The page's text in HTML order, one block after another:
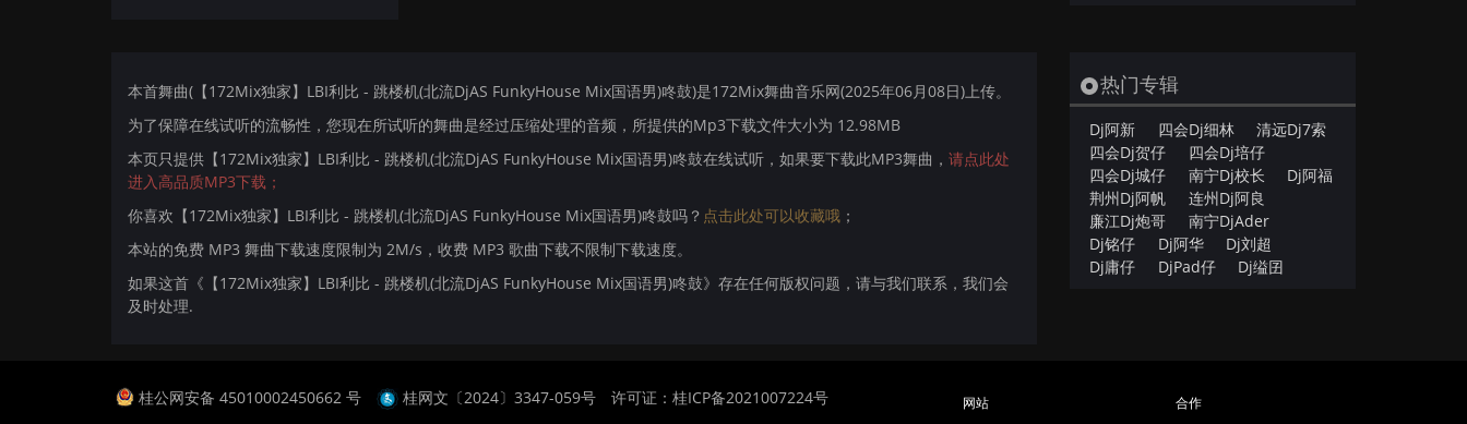
本首舞曲(【172Mix独家】LBI利比 - 跳楼机(北流DjAS FunkyHouse Mix国语男)咚鼓)是172Mix舞曲音乐网(2025年06月08日)上传。
为了保障在线试听的流畅性，您现在所试听的舞曲是经过压缩处理的音频，所提供的Mp3下载文件大小为 12.98MB
本页只提供【172Mix独家】LBI利比 - 跳楼机(北流DjAS FunkyHouse Mix国语男)咚鼓在线试听，如果要下载此MP3舞曲， 请点此处
进入高品质MP3下载；
你喜欢【172Mix独家】LBI利比 - 跳楼机(北流DjAS FunkyHouse Mix国语男)咚鼓吗？ 点击此处可以收藏哦 ；
本站的免费 MP3 舞曲下载速度限制为 2M/s，收费 MP3 歌曲下载不限制下载速度。
如果这首《【172Mix独家】LBI利比 - 跳楼机(北流DjAS FunkyHouse Mix国语男)咚鼓》存在任何版权问题，请与我们联系，我们会
及时处理.
热门专辑
Dj阿新 四会Dj细林
清远Dj7索
四会Dj贺仔
四会Dj培仔
四会Dj城仔
南宁Dj校长
Dj阿福
荆州Dj阿帆
连州Dj阿良
廉江Dj炮哥
南宁DjAder
Dj铭仔
Dj阿华
Dj刘超
Dj庸仔
DjPad仔 Dj缢囝
桂公网安备 45010002450662 号 桂网文〔2024〕3347-059号
许可证：桂ICP备2021007224号
网站 合作